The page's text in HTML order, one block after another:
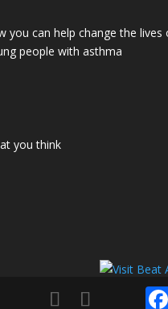
you can help change the lives
people with asthma
you think